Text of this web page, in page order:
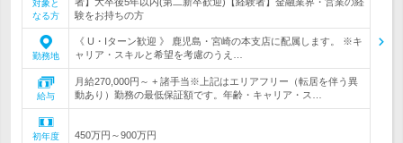
対象と
なる方
験をお持ちの方
勤務地
《 U・Iターン歓迎 》 鹿児島・宮崎の本支店に配属します。 ※キ
ャリア・スキルと希望を考慮のうえ…
給与
月給270,000円～ + 諸手当※上記はエリアフリー（転居を伴う異
動あり）勤務の最低保証額です。年齢・キャリア・ス…
初年度
450万円～900万円